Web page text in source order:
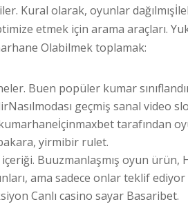
Kural olarak, oyunlar
etmek için arama araçları.
Olabilmek toplamak:
Buen popüler kumar
geçmiş sanal video
tarafından
yirmibir rulet.
Buuzmanlaşmış oyun
ama sadece onlar teklif
Canlı casino sayar Basaribet.